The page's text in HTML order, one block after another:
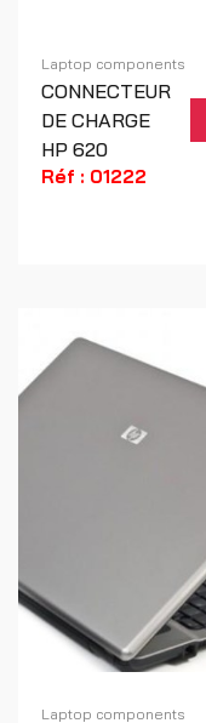
Laptop components
CONNECTEUR
DE CHARGE
HP 620
Réf : 01222
Laptop components